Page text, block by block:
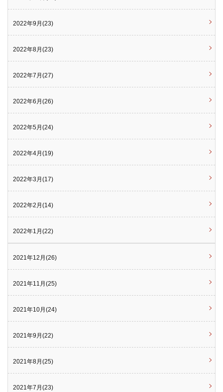
2022年9月(23)
2022年8月(23)
2022年7月(27)
2022年6月(26)
2022年5月(24)
2022年4月(19)
2022年3月(17)
2022年2月(14)
2022年1月(22)
2021年12月(26)
2021年11月(25)
2021年10月(24)
2021年9月(22)
2021年8月(25)
2021年7月(23)